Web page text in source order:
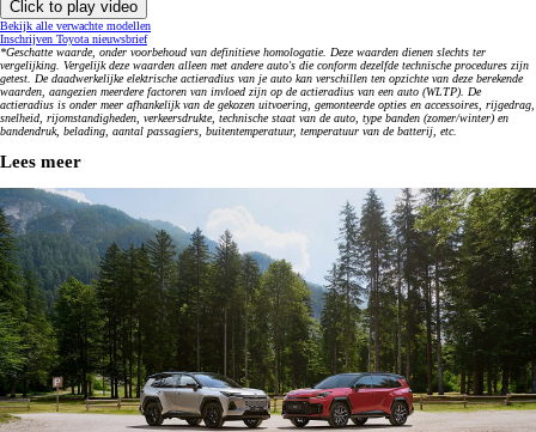
Click to play video
Bekijk alle verwachte modellen
Inschrijven Toyota nieuwsbrief
*Geschatte waarde, onder voorbehoud van definitieve homologatie. Deze waarden dienen slechts ter
vergelijking. Vergelijk deze waarden alleen met andere auto's die conform dezelfde technische procedures zijn
getest. De daadwerkelijke elektrische actieradius van je auto kan verschillen ten opzichte van deze berekende
waarden, aangezien meerdere factoren van invloed zijn op de actieradius van een auto (WLTP). De
actieradius is onder meer afhankelijk van de gekozen uitvoering, gemonteerde opties en accessoires, rijgedrag,
snelheid, rijomstandigheden, verkeersdrukte, technische staat van de auto, type banden (zomer/winter) en
bandendruk, belading, aantal passagiers, buitentemperatuur, temperatuur van de batterij, etc.
Lees meer